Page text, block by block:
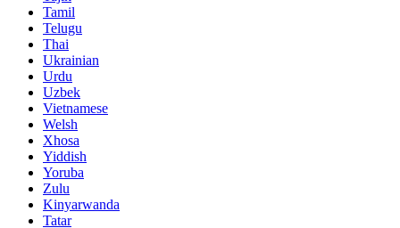
Tamil
Telugu
Thai
Ukrainian
Urdu
Uzbek
Vietnamese
Welsh
Xhosa
Yiddish
Yoruba
Zulu
Kinyarwanda
Tatar